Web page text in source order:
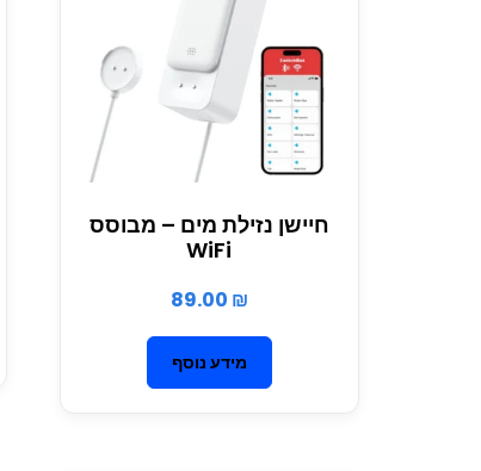
חיישן נזילת מים – מבוסס
WiFi
89.00 ₪
מידע נוסף